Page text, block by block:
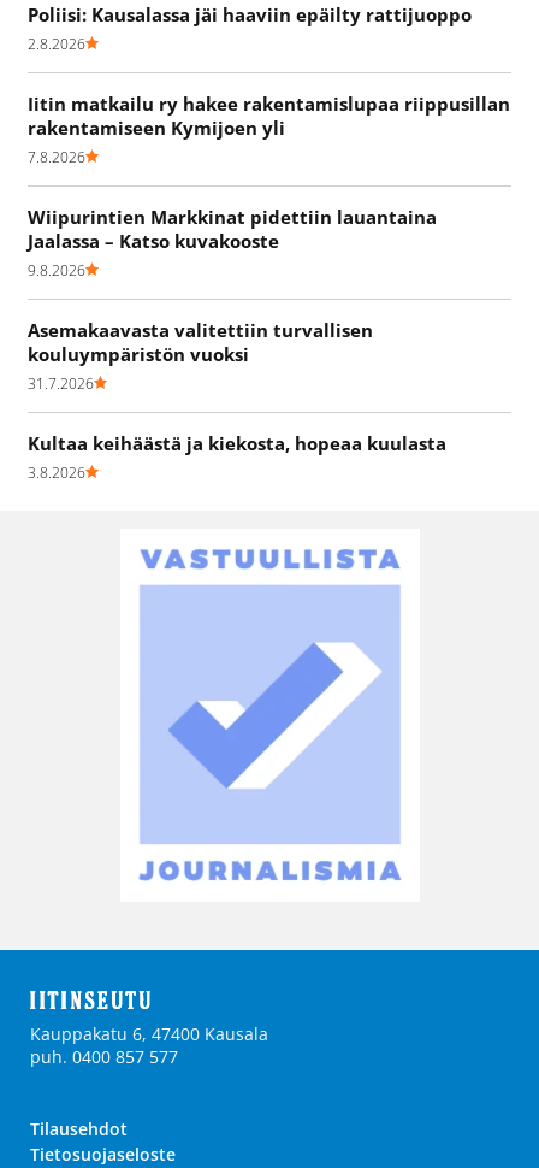
Poliisi: Kausalassa jäi haaviin epäilty rattijuoppo
2.8.2026
Iitin matkailu ry hakee rakentamislupaa riippusillan
rakentamiseen Kymijoen yli
7.8.2026
Wiipurintien Markkinat pidettiin lauantaina
Jaalassa – Katso kuvakooste
9.8.2026
Asemakaavasta valitettiin turvallisen
kouluympäristön vuoksi
31.7.2026
Kultaa keihäästä ja kiekosta, hopeaa kuulasta
3.8.2026
Kauppakatu 6, 47400 Kausala
puh. 0400 857 577
Tilausehdot
Tietosuojaseloste